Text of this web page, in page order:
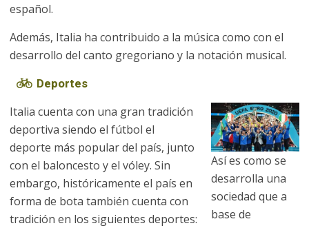
español.
Además, Italia ha contribuido a la música como con el
desarrollo del canto gregoriano y la notación musical.
Deportes
Italia cuenta con una gran tradición
deportiva siendo el fútbol el
deporte más popular del país, junto
con el baloncesto y el vóley. Sin
embargo, históricamente el país en
forma de bota también cuenta con
tradición en los siguientes deportes:
Así es como se
desarrolla una
sociedad que a
base de